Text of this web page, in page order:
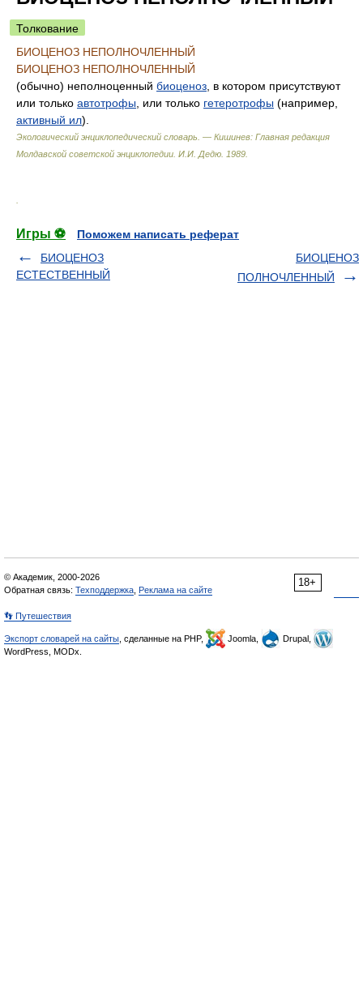
Толкование
БИОЦЕНОЗ НЕПОЛНОЧЛЕННЫЙ
БИОЦЕНОЗ НЕПОЛНОЧЛЕННЫЙ
(обычно) неполноценный биоценоз , в котором присутствуют
или только автотрофы , или только гетеротрофы (например,
активный ил).
Экологический энциклопедический словарь. — Кишинев: Главная редакция
Молдавской советской энциклопедии И.И. Дедю 1989
Игры ⚽
Поможем написать реферат
БИОЦЕНОЗ
ЕСТЕСТВЕННЫЙ
БИОЦЕНОЗ
ПОЛНОЧЛЕННЫЙ
18+
© Академик, 2000-2026
Обратная связь: Техподдержка Реклама на сайте
👣 Путешествия
Экспорт словарей на сайты , сделанные на PHP, Joomla,
Drupal,
WordPress, MODx.